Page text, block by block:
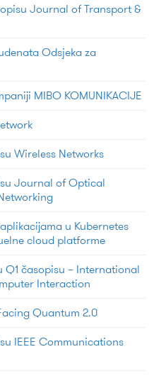
Journal of Transport &
Odsjeka za
MIBO KOMUNIKACIJE
Wireless Networks
Journal of Optical
u Kubernetes
cloud platforme
časopisu – International
Interaction
Quantum 2.0
IEEE Communications